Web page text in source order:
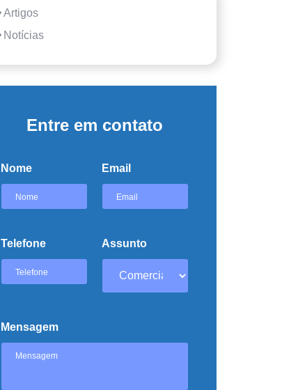
Artigos
Notícias
Entre em contato
Nome Email
Telefone Assunto
Mensagem